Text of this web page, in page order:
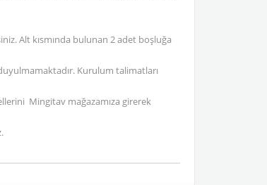
Alt kısmında bulunan 2 adet boşluğa
Kurulum talimatları
Mingitav mağazamıza girerek